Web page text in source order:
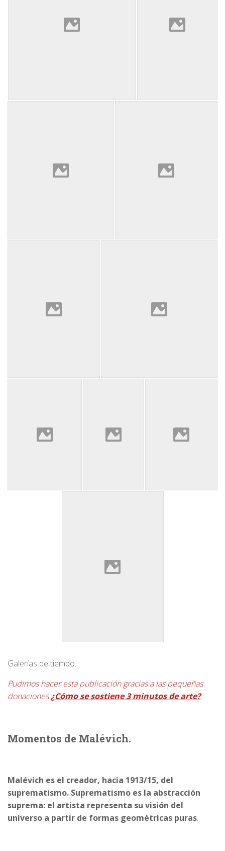
Galerías de tiempo.
Pudimos hacer esta publicación gracias a las pequeñas
donaciones¿Cómo se sostiene 3 minutos de arte?
Momentos de Malévich.
Malévich es el creador, hacia 1913/15, del
suprematismo. Suprematismo es la abstracción
suprema: el artista representa su visión del
universo a partir de formas geométricas puras.